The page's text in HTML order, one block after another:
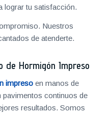
lograr tu satisfacción.
Nuestros
de atenderte.
de Hormigón Impreso
impreso en manos de
continuos de
resultados. Somos